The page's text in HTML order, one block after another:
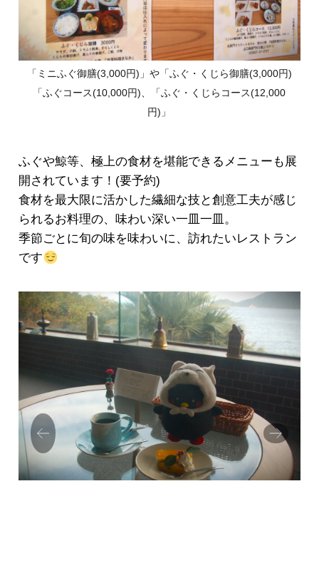
「ミニふぐ御膳(3,000円)」や「ふぐ・くじら御膳(3,000円)
「ふぐコース(10,000円)、「ふぐ・くじらコース(12,000
円)」
ふぐや鯨等、極上の食材を堪能できるメニューも展
開されています！(要予約)
食材を最大限に活かした繊細な技と創意工夫が感じ
られるお料理の、味わい深い一皿一皿。
季節ごとに旬の味を味わいに、訪れたいレストラン
です
Prev
ious
Next